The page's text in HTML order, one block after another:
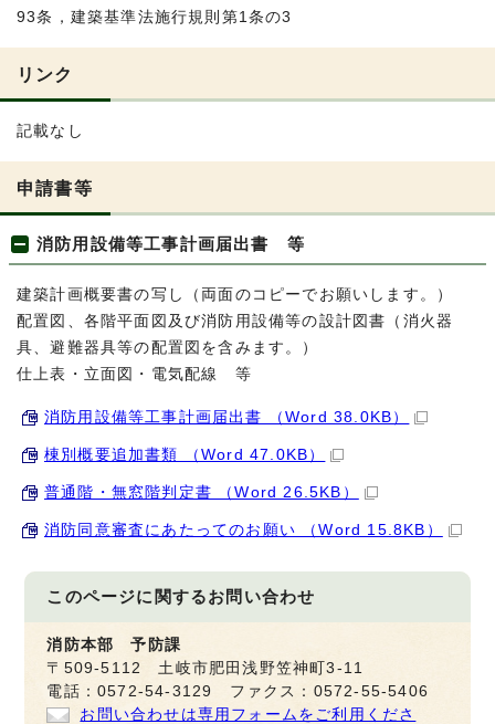
93条，建築基準法施行規則第1条の3
リンク
記載なし
申請書等
消防用設備等工事計画届出書 等
建築計画概要書の写し（両面のコピーでお願いします。）
配置図、各階平面図及び消防用設備等の設計図書（消火器
具、避難器具等の配置図を含みます。）
仕上表・立面図・電気配線 等
消防用設備等工事計画届出書 （Word 38.0KB）
棟別概要追加書類 （Word 47.0KB）
普通階・無窓階判定書 （Word 26.5KB）
消防同意審査にあたってのお願い （Word 15.8KB）
このページに関するお問い合わせ
消防本部 予防課
〒509-5112 土岐市肥田浅野笠神町3-11
電話：0572-54-3129 ファクス：0572-55-5406
お問い合わせは専用フォームをご利用くださ